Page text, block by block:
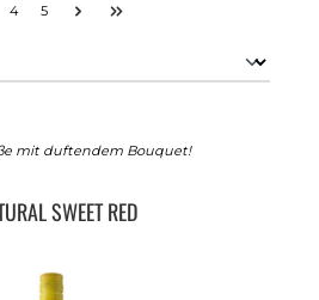
4 5
mit duftendem Bouquet!
SWEET RED